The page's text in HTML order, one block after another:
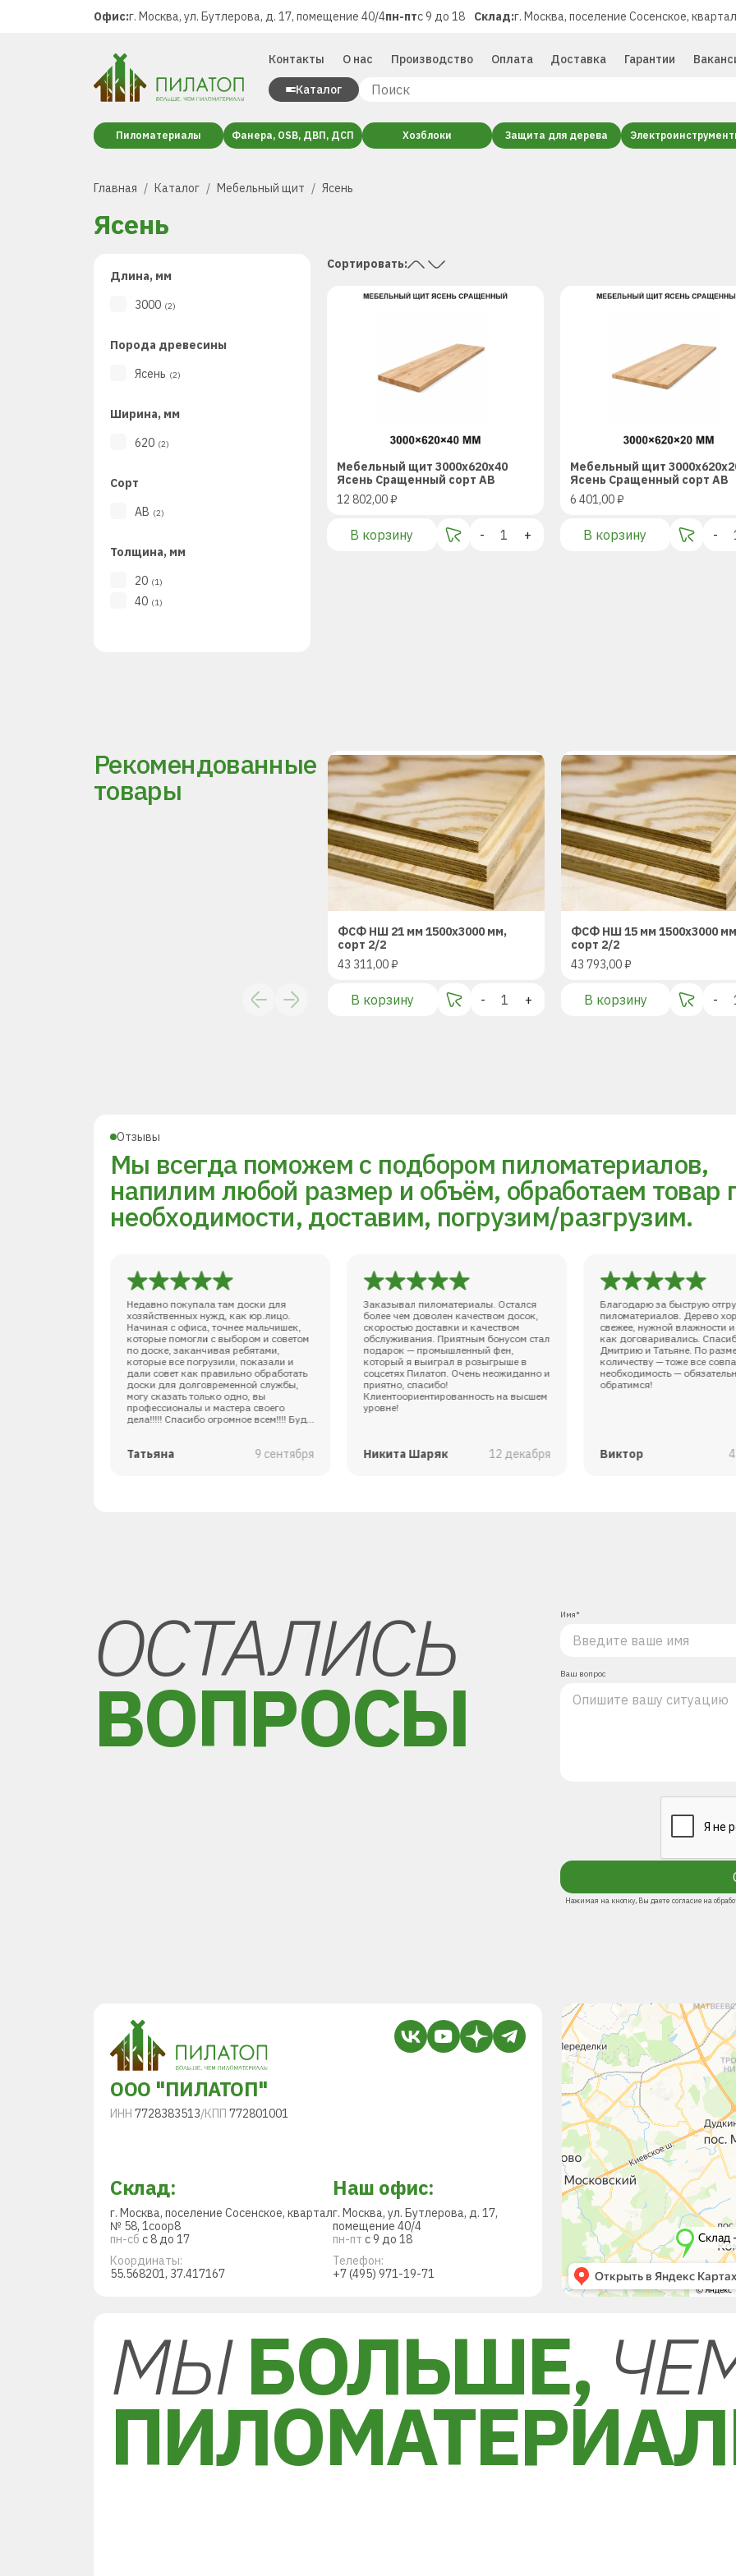
Офис:г. Москва, ул. Бутлерова, д. 17, помещение 40/4пн-птс 9 до 18 Склад:г. Москва, поселение Сосенское,
Контакты О нас Производство Оплата Доставка Гарантии
Каталог
Пиломатериалы Фанера, OSB, ДВП, ДСП Хозблоки Защита для дерева
Главная Каталог Мебельный щит Ясень
Ясень
Длина, мм
3000 (2)
Порода древесины
Ясень (2)
Ширина, мм
620 (2)
Сорт
AB (2)
Толщина, мм
20 (1)
40 (1)
Сортировать:
Мебельный щит 3000x620x40
Ясень Сращенный сорт AB
12 802,00₽
В корзину - +
Мебельный щит
Ясень Сращенный сорт AB
6 401,00₽
В корзину -
Рекомендованные
товары
ФСФ НШ 21 мм 1500х3000 мм,
сорт 2/2
43 311,00₽
В корзину - +
ФСФ НШ 15 мм 1500х3000
сорт 2/2
43 793,00₽
В корзину -
Отзывы
Мы всегда поможем с подбором пиломатериалов,
напилим любой размер и объём, обработаем товар
необходимости, доставим, погрузим/разгрузим.
Недавно покупала там доски для
хозяйственных нужд, как юр.лицо.
Начиная с офиса, точнее мальчишек,
которые помогли с выбором и советом
по доске, заканчивая ребятами,
которые все погрузили, показали и
дали совет как правильно обработать
доски для долговременной службы,
могу сказать только одно, вы
профессионалы и мастера своего
дела!!!!! Спасибо огромное всем!!!! Буду
Татьяна 9 сентября
Заказывал пиломатериалы. Остался
более чем доволен качеством досок,
скоростью доставки и качеством
обслуживания. Приятным бонусом стал
подарок — промышленный фен,
который я выиграл в розыгрыше в
соцсетях Пилатоп. Очень неожиданно и
приятно, спасибо!
Клиентоориентированность на высшем
уровне!
Никита Шаряк 12 декабря
Благодарю за быструю
пиломатериалов. Дерево
свежее, нужной влажности и
как договаривались.
Дмитрию и Татьяне. По
количеству — тоже все
необходимость —
обратимся!
Виктор
ОСТАЛИСЬ
ВОПРОСЫ
Имя*
Ваш вопрос
Нажимая на кнопку, Вы даете согласие на
ООО "ПИЛАТОП"
ИНН 7728383513/КПП 772801001
Склад:
г. Москва, поселение Сосенское, квартал
№ 58, 1соор8
пн-сб с 8 до 17
Координаты:
55.568201, 37.417167
Наш офис:
г. Москва, ул. Бутлерова, д. 17,
помещение 40/4
пн-пт с 9 до 18
Телефон:
+7 (495) 971-19-71
МЫБОЛЬШЕ,